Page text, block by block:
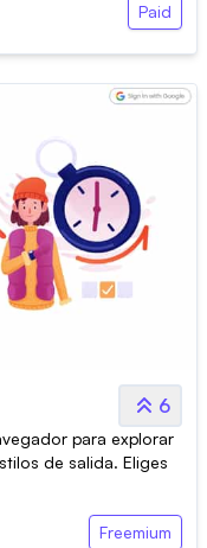
Paid
6
para explorar
de salida. Eliges
Freemium